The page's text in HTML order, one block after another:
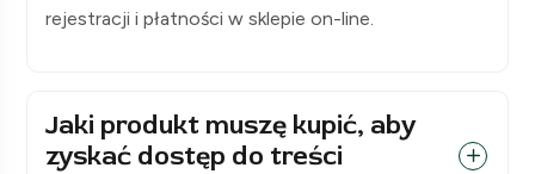
rejestracji i płatności w sklepie on-line.
Jaki produkt muszę kupić, aby
zyskać dostęp do treści